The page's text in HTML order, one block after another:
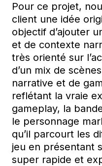
Pour ce projet, n
client une idée
objectif d’ajouter
et de contexte
très orienté sur
d’un mix de
narrative et de
reflétant la vraie
gameplay, la
le personnage
qu’il parcourt les
jeu en présentant
super rapide et